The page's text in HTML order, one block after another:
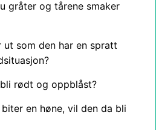
gråter og tårene smaker
ut som den har en spratt
rødt og oppblåst?
en høne, vil den da bli